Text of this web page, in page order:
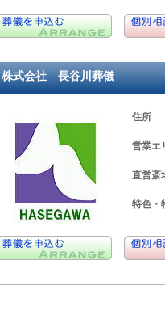
株式会社 長谷川葬儀
住所
営業エ
直営斎
特色・